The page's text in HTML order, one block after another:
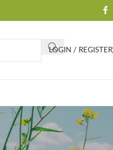
LOGIN / REGISTER